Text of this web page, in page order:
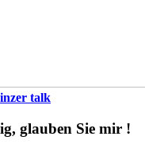
talk
glauben Sie mir !